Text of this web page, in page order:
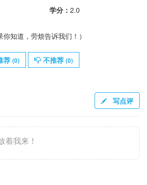
学分： 2.0
你知道，劳烦告诉我们！）
荐 (0) 不推荐 (0)
写点评
着我来！